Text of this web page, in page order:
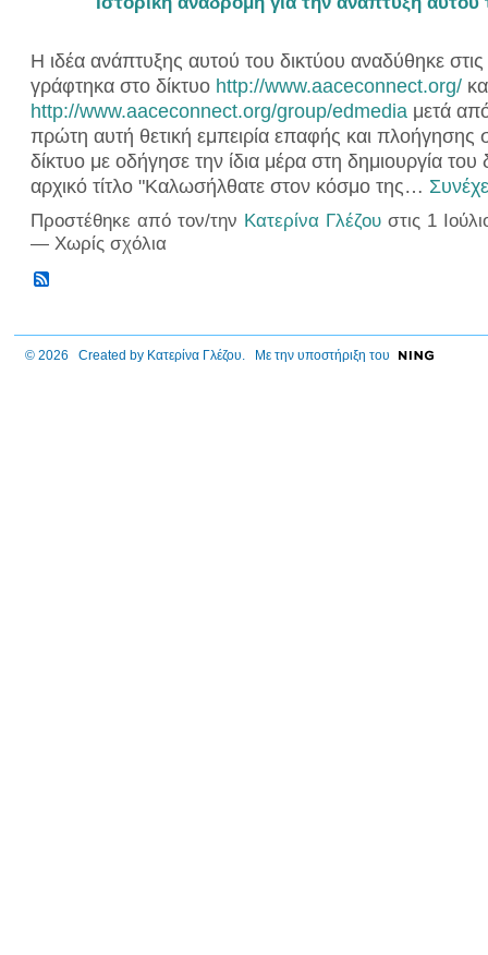
Η ιδέα ανάπτυξης αυτού του δικτύου αναδύθηκε
γράφτηκα στο δίκτυο http://www.aaceconnect.org/
http://www.aaceconnect.org/group/edmediaμετά
πρώτη αυτή θετική εμπειρία επαφής και πλοήγησης
δίκτυο με οδήγησε την ίδια μέρα στη δημιουργία του
αρχικό τίτλο "Καλωσήλθατε στον κόσμο της…
Προστέθηκε από τον/την Κατερίνα Γλέζουστις 1
— Χωρίς σχόλια
© 2026 Created by Κατερίνα Γλέζου. Με την υποστήριξη του